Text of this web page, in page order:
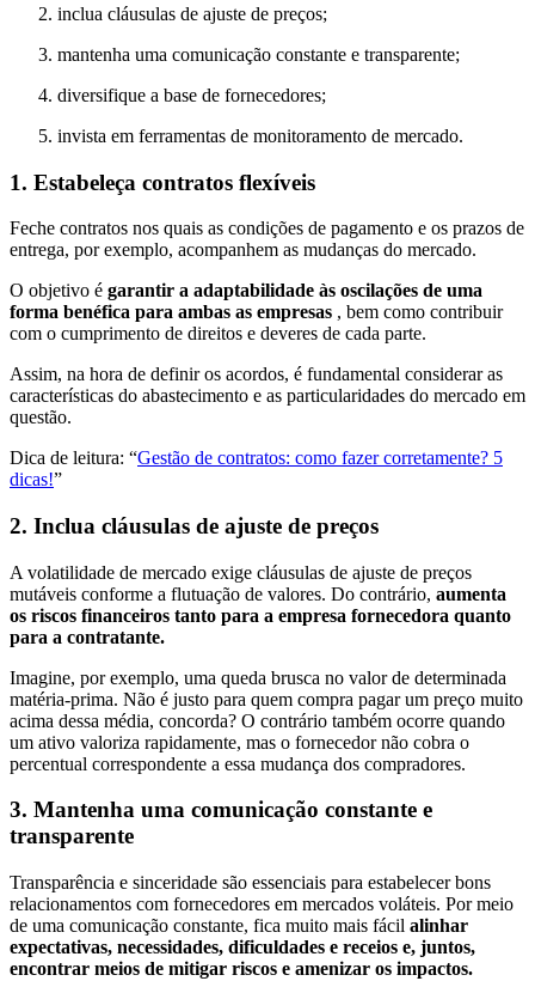
inclua cláusulas de ajuste de preços;
mantenha uma comunicação constante e transparente;
diversifique a base de fornecedores;
invista em ferramentas de monitoramento de mercado.
1. Estabeleça contratos flexíveis
Feche contratos nos quais as condições de pagamento e os prazos de
entrega, por exemplo, acompanhem as mudanças do mercado.
O objetivo é garantir a adaptabilidade às oscilações de uma
forma benéfica para ambas as empresas , bem como contribuir
com o cumprimento de direitos e deveres de cada parte.
Assim, na hora de definir os acordos, é fundamental considerar as
características do abastecimento e as particularidades do mercado em
questão.
Dica de leitura: “Gestão de contratos: como fazer corretamente? 5
dicas!”
2. Inclua cláusulas de ajuste de preços
A volatilidade de mercado exige cláusulas de ajuste de preços
mutáveis conforme a flutuação de valores. Do contrário, aumenta
os riscos financeiros tanto para a empresa fornecedora quanto
para a contratante.
Imagine, por exemplo, uma queda brusca no valor de determinada
matéria-prima. Não é justo para quem compra pagar um preço muito
acima dessa média, concorda? O contrário também ocorre quando
um ativo valoriza rapidamente, mas o fornecedor não cobra o
percentual correspondente a essa mudança dos compradores.
3. Mantenha uma comunicação constante e
transparente
Transparência e sinceridade são essenciais para estabelecer bons
relacionamentos com fornecedores em mercados voláteis. Por meio
de uma comunicação constante, fica muito mais fácil alinhar
expectativas, necessidades, dificuldades e receios e, juntos,
encontrar meios de mitigar riscos e amenizar os impactos.